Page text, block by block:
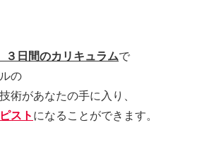
３日間のカリキュラムで
の
術があなたの手に入り、
スト になることができます。